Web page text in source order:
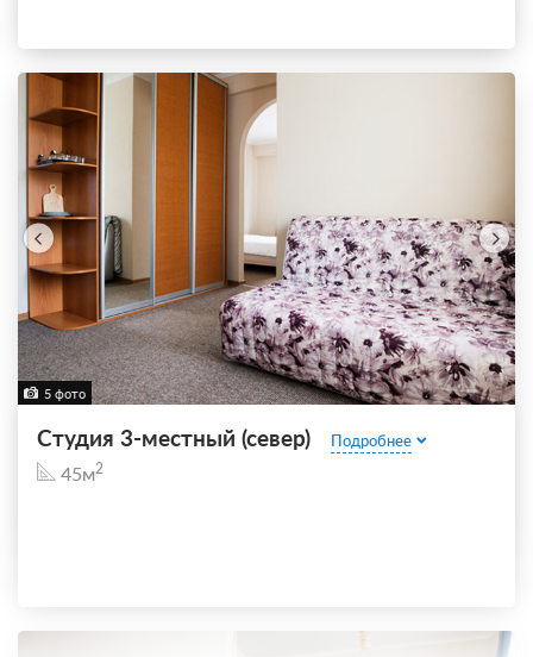
5 фото
Студия 3-местный (север) Подробнее
45м2